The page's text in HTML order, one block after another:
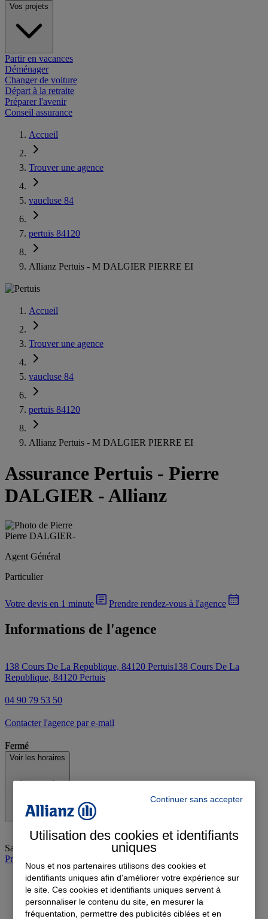
Vos projets
Partir en vacances
Déménager
Changer de voiture
Départ à la retraite
Préparer l'avenir
Conseil assurance
Accueil
Trouver une agence
vaucluse 84
pertuis 84120
Allianz Pertuis - M DALGIER PIERRE EI
Accueil
Trouver une agence
vaucluse 84
pertuis 84120
Allianz Pertuis - M DALGIER PIERRE EI
Assurance Pertuis - Pierre
DALGIER - Allianz
Pierre DALGIER-
Agent Général
Particulier
Votre devis en 1 minute Prendre rendez-vous à l'agence
Informations de l'agence
138 Cours De La Republique, 84120 Pertuis138 Cours De La
Republique, 84120 Pertuis
04 90 79 53 50
Contacter l'agence par e-mail
Fermé
Voir les horaires
Samedi
Prendre rendez-vous à l'agence
Continuer sans accepter
Utilisation des cookies et identifiants
uniques
Nous et nos partenaires utilisons des cookies et
identifiants uniques afin d'améliorer votre expérience sur
le site. Ces cookies et identifiants uniques servent à
personnaliser le contenu du site, en mesurer la
fréquentation, permettre des publicités ciblées et en